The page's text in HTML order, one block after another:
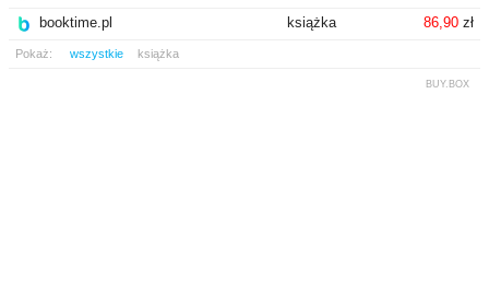
booktime.pl
książka 86,90 zł
Pokaż: wszystkie książka
BUY.BOX